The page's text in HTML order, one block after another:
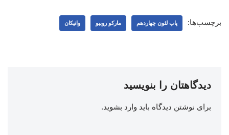
برچسب‌ها: پاپ لئون چهاردهم مارکو روبیو واتیکان
دیدگاهتان را بنویسید
برای نوشتن دیدگاه باید وارد بشوید.